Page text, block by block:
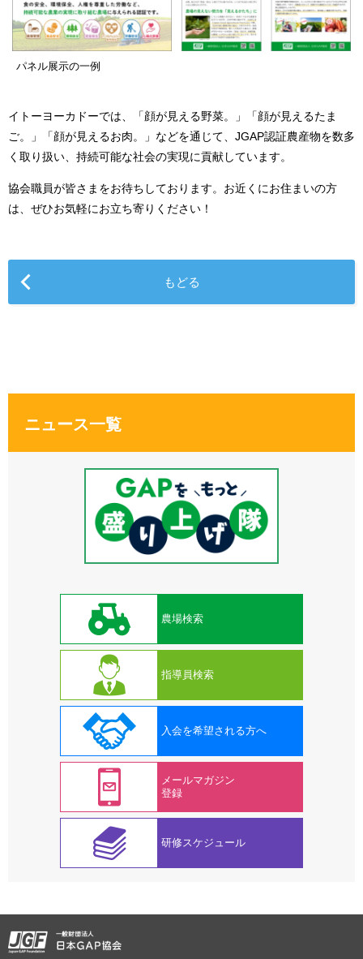
パネル展示の一例
イトーヨーカドーでは、「顔が見える野菜。」「顔が見えるたま
ご。」「顔が見えるお肉。」などを通じて、JGAP認証農産物を数多
く取り扱い、持続可能な社会の実現に貢献しています。
協会職員が皆さまをお待ちしております。お近くにお住まいの方
は、ぜひお気軽にお立ち寄りください！
もどる
ニュース一覧
農場検索
指導員検索
入会を希望される方へ
メールマガジン
登録
研修スケジュール